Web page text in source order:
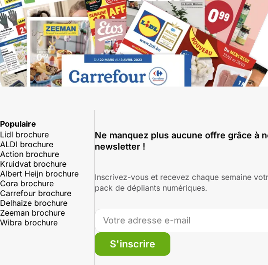
Populaire
Lidl brochure
ALDI brochure
Action brochure
Kruidvat brochure
Albert Heijn brochure
Cora brochure
Carrefour brochure
Delhaize brochure
Zeeman brochure
Wibra brochure
Ne manquez plus aucune offre grâce à
newsletter !
Inscrivez-vous et recevez chaque semaine
pack de dépliants numériques.
S'inscrire